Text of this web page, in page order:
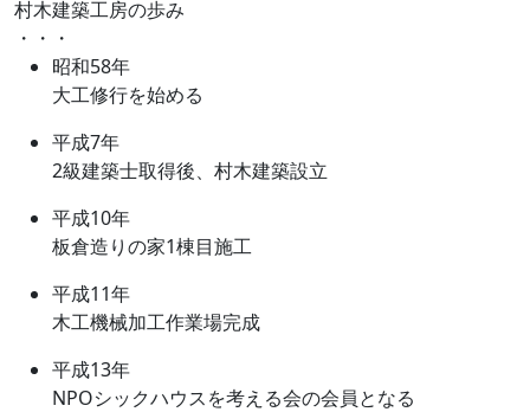
村木建築工房の歩み
・・・
昭和58年
大工修行を始める
平成7年
2級建築士取得後、村木建築設立
平成10年
板倉造りの家1棟目施工
平成11年
木工機械加工作業場完成
平成13年
NPOシックハウスを考える会の会員となる